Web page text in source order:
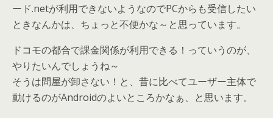
ード.netが利用できないようなのでPCからも受信したい
ときなんかは、ちょっと不便かな～と思っています。
ドコモの都合で課金関係が利用できる！っていうのが、
やりたいんでしょうね～
そうは問屋が卸さない！と、昔に比べてユーザー主体で
動けるのがAndroidのよいところかなぁ、と思います。